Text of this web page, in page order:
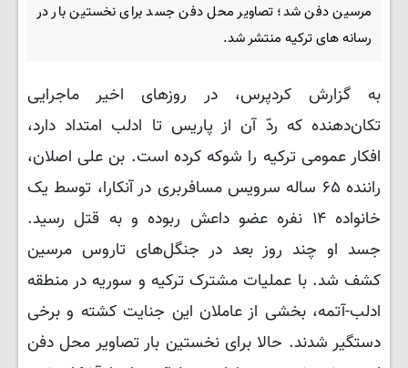
مرسین دفن شد؛ تصاویر محل دفن جسد برای نخستین بار در
رسانه های ترکیه منتشر شد.
به گزارش کردپرس، در روزهای اخیر ماجرایی
تکان‌دهنده که ردّ آن از پاریس تا ادلب امتداد دارد،
افکار عمومی ترکیه را شوکه کرده است. بن علی اصلان،
راننده ۶۵ ساله سرویس مسافربری در آنکارا، توسط یک
خانواده ۱۴ نفره عضو داعش ربوده و به قتل رسید.
جسد او چند روز بعد در جنگل‌های تاروس مرسین
کشف شد. با عملیات مشترک ترکیه و سوریه در منطقه
ادلب-آتمه، بخشی از عاملان این جنایت کشته و برخی
دستگیر شدند. حالا برای نخستین بار تصاویر محل دفن